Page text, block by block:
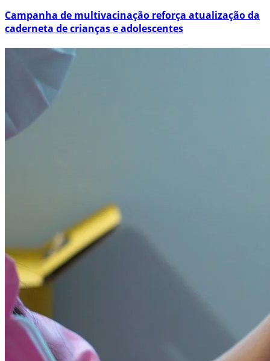
Campanha de multivacinação reforça atualização da
caderneta de crianças e adolescentes